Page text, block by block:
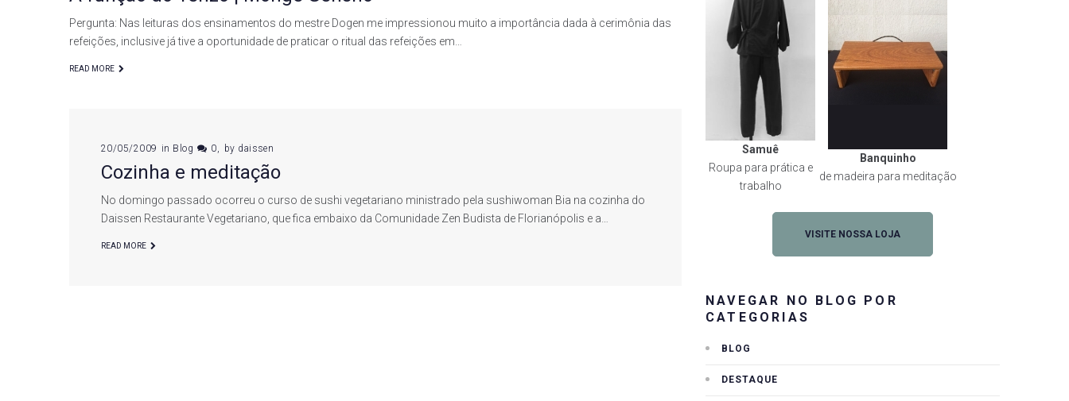
Pergunta: Nas leituras dos ensinamentos do mestre Dogen me impressionou muito a importância dada à cerimônia das
refeições, inclusive já tive a oportunidade de praticar o ritual das refeições em…
READ MORE
20/05/2009 in Blog 0 by daissen
Cozinha e meditação
No domingo passado ocorreu o curso de sushi vegetariano ministrado pela sushiwoman Bia na cozinha do
Daissen Restaurante Vegetariano, que fica embaixo da Comunidade Zen Budista de Florianópolis e a…
READ MORE
Samuê
Roupa para prática e
trabalho
Banquinho
de madeira para meditação
VISITE NOSSA LOJA
NAVEGAR NO BLOG POR
CATEGORIAS
BLOG
DESTAQUE